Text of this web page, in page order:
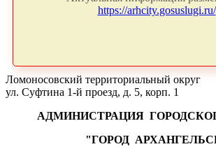
https://arhcity.gosuslugi.ru/
Ломоносовский территориальный округ
ул. Суфтина 1-й проезд, д. 5, корп. 1
АДМИНИСТРАЦИЯ
"ГОРОД